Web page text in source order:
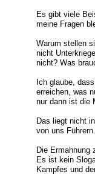
Es gibt viele
meine Fragen
Warum stellen
nicht
nicht? Was
Ich glaube,
erreichen, was
nur dann ist die
Das liegt nicht
von uns Führern.
Die Ermahnung
Es ist kein
Kampfes und